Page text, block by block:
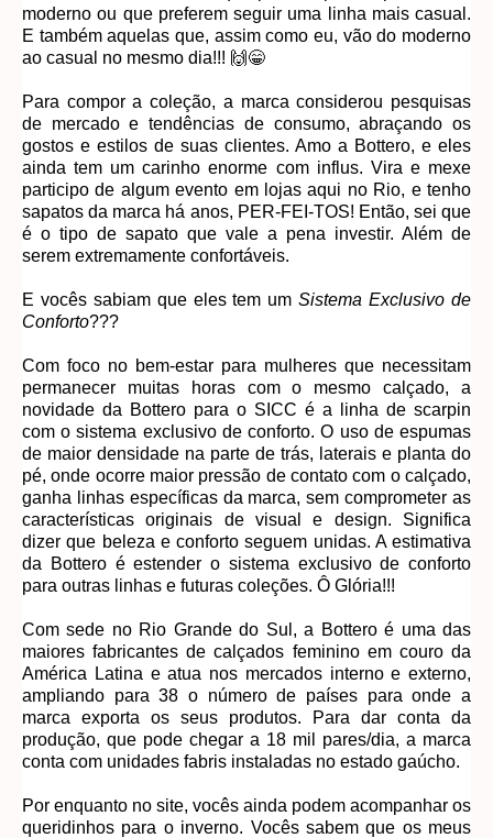
moderno ou que preferem seguir uma linha mais casual.
E também aquelas que, assim como eu, vão do moderno
ao casual no mesmo dia!!! 🙌😁
Para compor a coleção, a marca considerou pesquisas
de mercado e tendências de consumo, abraçando os
gostos e estilos de suas clientes. Amo a Bottero, e eles
ainda tem um carinho enorme com influs. Vira e mexe
participo de algum evento em lojas aqui no Rio, e tenho
sapatos da marca há anos, PER-FEI-TOS! Então, sei que
é o tipo de sapato que vale a pena investir. Além de
serem extremamente confortáveis.
E vocês sabiam que eles tem um Sistema Exclusivo de
Conforto???
Com foco no bem-estar para mulheres que necessitam
permanecer muitas horas com o mesmo calçado, a
novidade da Bottero para o SICC é a linha de scarpin
com o sistema exclusivo de conforto. O uso de espumas
de maior densidade na parte de trás, laterais e planta do
pé, onde ocorre maior pressão de contato com o calçado,
ganha linhas específicas da marca, sem comprometer as
características originais de visual e design. Significa
dizer que beleza e conforto seguem unidas. A estimativa
da Bottero é estender o sistema exclusivo de conforto
para outras linhas e futuras coleções. Ô Glória!!!
Com sede no Rio Grande do Sul, a Bottero é uma das
maiores fabricantes de calçados feminino em couro da
América Latina e atua nos mercados interno e externo,
ampliando para 38 o número de países para onde a
marca exporta os seus produtos. Para dar conta da
produção, que pode chegar a 18 mil pares/dia, a marca
conta com unidades fabris instaladas no estado gaúcho.
Por enquanto no site, vocês ainda podem acompanhar os
queridinhos para o inverno. Vocês sabem que os meus